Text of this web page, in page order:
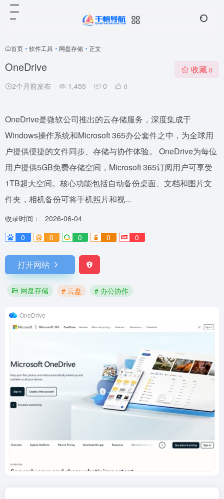
首页 • 软件工具 • 网盘存储 • 正文
OneDrive
2个月前发布 1,455 0 0
收藏 0
OneDrive是微软公司推出的云存储服务，深度集成于
Windows操作系统和Microsoft 365办公套件之中，为全球用
户提供便捷的文件同步、存储与协作体验。 OneDrive为每位
用户提供5GB免费存储空间，Microsoft 365订阅用户可享受
1TB超大空间。核心功能包括自动备份桌面、文档和图片文
件夹，相机备份可将手机照片和视...
收录时间：
2026-06-04
0
0 0 0 0
打开网站
网盘存储 # 云盘 # 办公协作
OneDrive